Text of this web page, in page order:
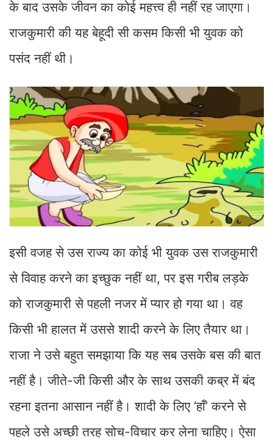
के बाद उसके जीवन का कोई महत्त्व ही नहीं रह जाएगा।
राजकुमारी की यह बेहूदी सी कसम किसी भी युवक को
पसंद नहीं थी।
इसी वजह से उस राज्य का कोई भी युवक उस राजकुमारी
से विवाह करने का इच्छुक नहीं था, पर इस गरीब लड़के
को राजकुमारी से पहली नजर में प्यार हो गया था। वह
किसी भी हालत में उससे शादी करने के लिए तैयार था।
राजा ने उसे बहुत समझाया कि यह सब उसके बस की बात
नहीं है। जीते-जी किसी और के साथ उसकी कब्र में बंद
रहना इतना आसान नहीं है। शादी के लिए ‘हाँ’ करने से
पहले उसे अच्छी तरह सोच-विचार कर लेना चाहिए। ऐसा